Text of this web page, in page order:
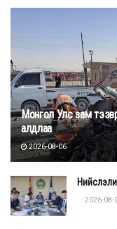
Монгол Улс зам
алдлаа
2026-08-06
2026-08-